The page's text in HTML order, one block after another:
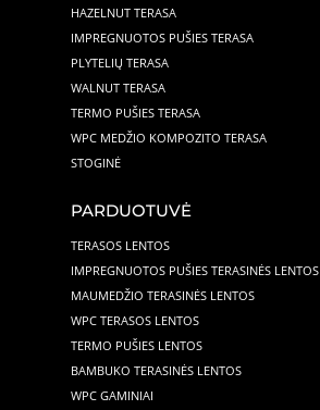
HAZELNUT TERASA
IMPREGNUOTOS PUŠIES TERASA
PLYTELIŲ TERASA
WALNUT TERASA
TERMO PUŠIES TERASA
WPC MEDŽIO KOMPOZITO TERASA
STOGINĖ
PARDUOTUVĖ
TERASOS LENTOS
IMPREGNUOTOS PUŠIES TERASINĖS LENTOS
MAUMEDŽIO TERASINĖS LENTOS
WPC TERASOS LENTOS
TERMO PUŠIES LENTOS
BAMBUKO TERASINĖS LENTOS
WPC GAMINIAI